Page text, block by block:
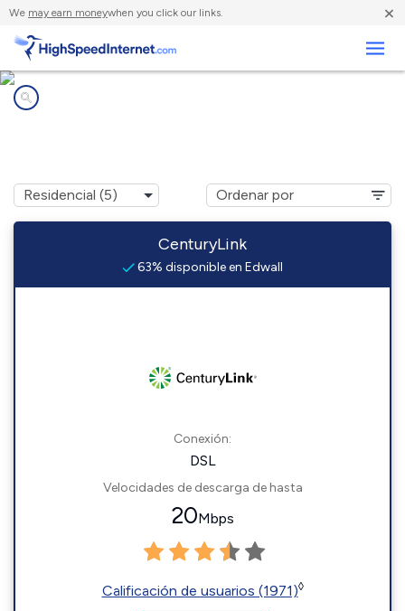
We may earn moneywhen you click our links. ×
CenturyLink
63% disponible en Edwall
Conexión:
DSL
Velocidades de descarga de hasta
20Mbps
Calificación de usuarios (1971)◊